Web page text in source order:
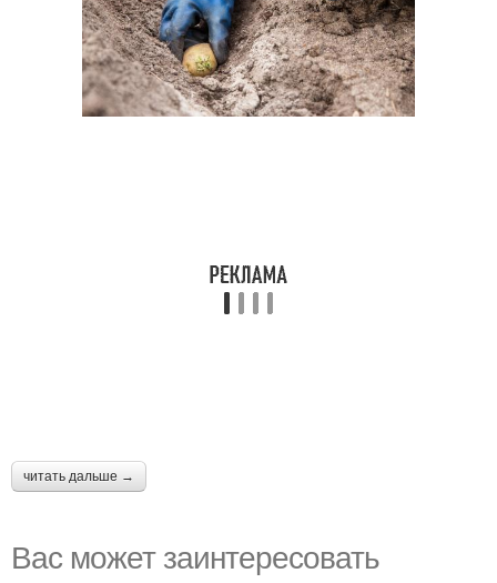
читать дальше →
Вас может заинтересовать